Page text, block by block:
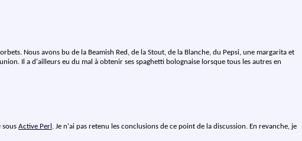
Nous avons bu de la Beamish Red, de la Stout, de la Blanche, du Pepsi, une margarita et
Il a d'ailleurs eu du mal à obtenir ses spaghetti bolognaise lorsque tous les autres en
sous Active Perl . Je n'ai pas retenu les conclusions de ce point de la discussion. En revanche, je